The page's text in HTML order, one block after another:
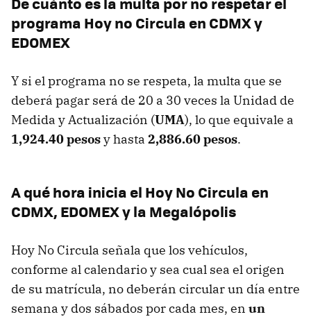
programa Hoy no Circula en CDMX y
EDOMEX
Y si el programa no se respeta, la multa que se
deberá pagar será de 20 a 30 veces la Unidad de
Medida y Actualización (UMA), lo que equivale a
1,924.40 pesosy hasta 2,886.60 pesos.
A qué hora inicia el Hoy No Circula en
CDMX, EDOMEX y la Megalópolis
Hoy No Circula señala que los vehículos,
conforme al calendario y sea cual sea el origen
de su matrícula, no deberán circular un día entre
semana y dos sábados por cada mes, en un